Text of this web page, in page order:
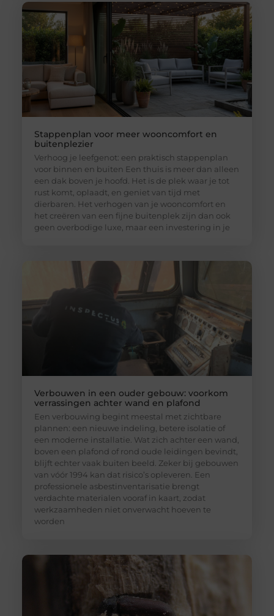
Stappenplan voor meer wooncomfort en
buitenplezier
Verhoog je leefgenot: een praktisch stappenplan
voor binnen en buiten Een thuis is meer dan alleen
een dak boven je hoofd. Het is de plek waar je tot
rust komt, oplaadt, en geniet van tijd met
dierbaren. Het verhogen van je wooncomfort en
het creëren van een fijne buitenplek zijn dan ook
geen overbodige luxe, maar een investering in je
Verbouwen in een ouder gebouw: voorkom
verrassingen achter wand en plafond
Een verbouwing begint meestal met zichtbare
plannen: een nieuwe indeling, betere isolatie of
een moderne installatie. Wat zich achter een wand,
boven een plafond of rond oude leidingen bevindt,
blijft echter vaak buiten beeld. Zeker bij gebouwen
van vóór 1994 kan dat risico’s opleveren. Een
professionele asbestinventarisatie brengt
verdachte materialen vooraf in kaart, zodat
werkzaamheden niet onverwacht hoeven te
worden